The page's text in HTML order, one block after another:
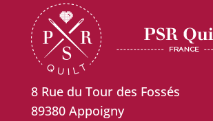
8 Rue du Tour des Fossés
89380 Appoigny